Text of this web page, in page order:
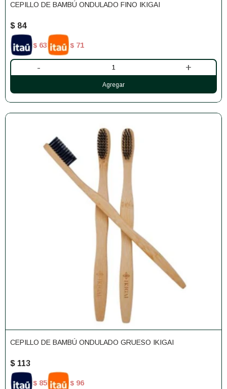
CEPILLO DE BAMBÚ ONDULADO FINO IKIGAI
$ 84
$ 63 $ 71
- +
CEPILLO DE BAMBÚ ONDULADO GRUESO IKIGAI
$ 113
$ 85 $ 96